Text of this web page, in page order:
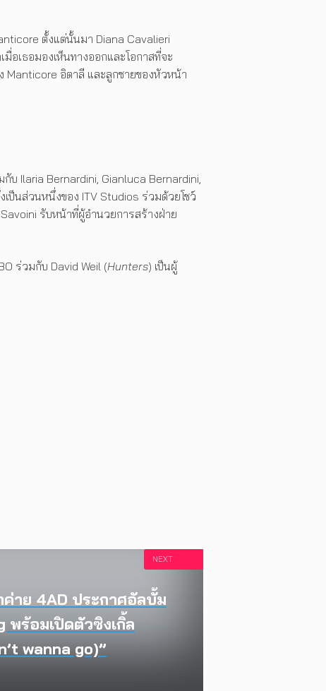
ตั้งแต่นั้นมา Diana Cavalieri
อเธอมองเห็นทางออกและโอกาสที่จะ
Manticore อิตาลี และลูกชายของหัวหน้า
บ Ilaria Bernardini, Gianluca Bernardini,
เป็นส่วนหนึ่งของ ITV Studios ร่วมด้วยโชว์
รับหน้าที่ผู้อำนวยการสร้างฝ่าย
ร่วมกับ David Weil (Hunters) เป็นผู้
าย 4AD ประกาศอัลบั้ม
พร้อมเปิดตัวซิงเกิ้ล
wanna go)”
NEXT